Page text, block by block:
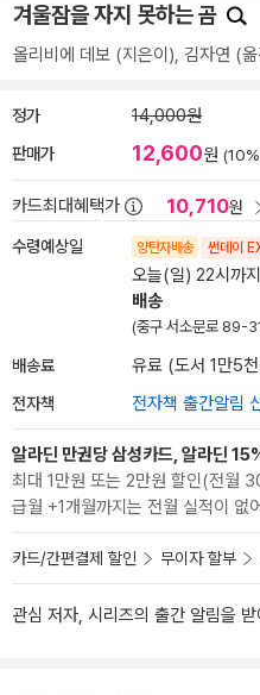
겨울잠을 자지 못하는 곰
올리비에 데보 (지은이), 김자연 (
정가 14,000원
판매가 12,600원
카드최대혜택가 10,710원
수령예상일 양탄자배송 썬데이
오늘(일) 22시까
배송
(중구 서소문로 89-
배송료 유료 (도서 1만5
전자책 전자책 출간알림
알라딘 만권당 삼성카드, 알라딘
최대 1만원 또는 2만원 할인(전월
급월 +1개월까지는 전월 실적이 없
카드/간편결제 할인 무이자 할부
관심 저자, 시리즈의 출간 알림을